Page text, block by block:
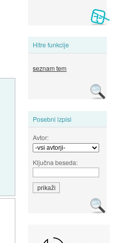
Hitre funkcije
seznam tem
Posebni izpisi
Avtor:
Ključna beseda: